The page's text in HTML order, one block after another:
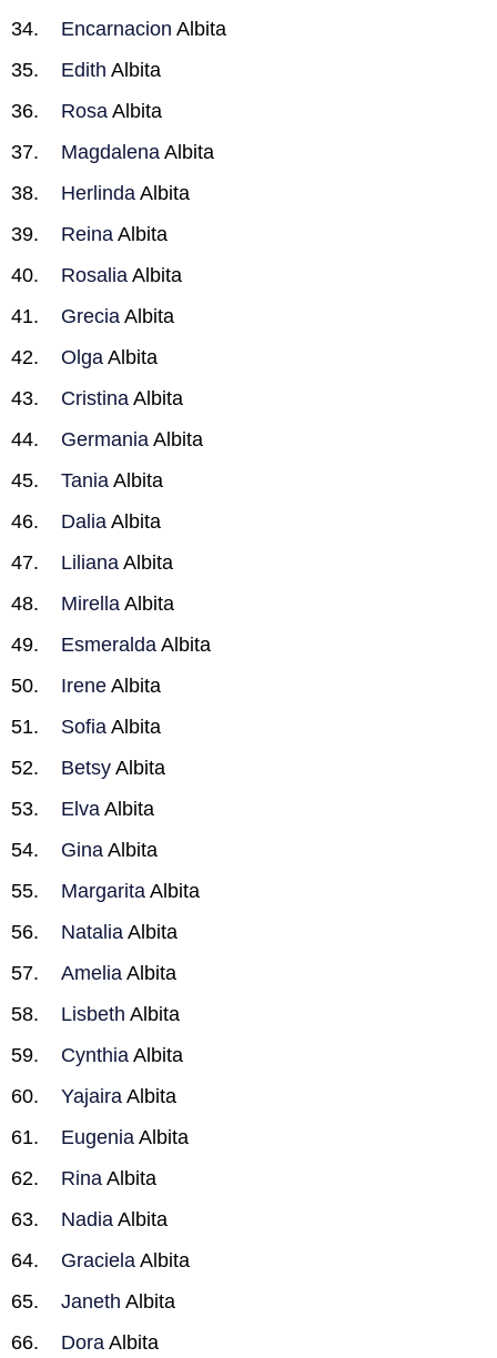
Encarnacion Albita
Edith Albita
Rosa Albita
Magdalena Albita
Herlinda Albita
Reina Albita
Rosalia Albita
Grecia Albita
Olga Albita
Cristina Albita
Germania Albita
Tania Albita
Dalia Albita
Liliana Albita
Mirella Albita
Esmeralda Albita
Irene Albita
Sofia Albita
Betsy Albita
Elva Albita
Gina Albita
Margarita Albita
Natalia Albita
Amelia Albita
Lisbeth Albita
Cynthia Albita
Yajaira Albita
Eugenia Albita
Rina Albita
Nadia Albita
Graciela Albita
Janeth Albita
Dora Albita